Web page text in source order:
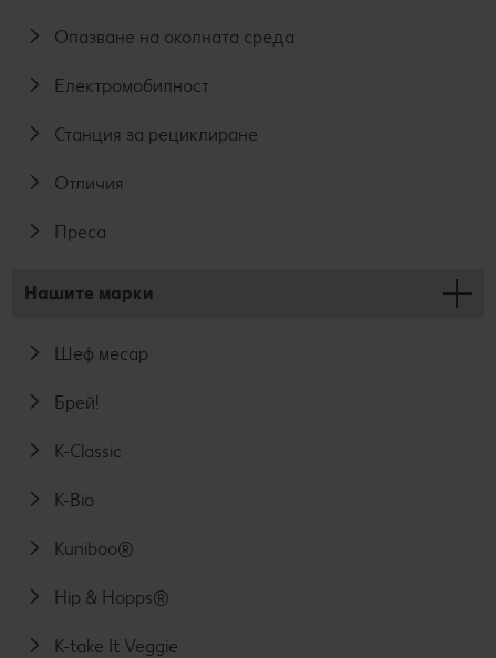
Опазване на околната среда
Електромобилност
Станция за рециклиране
Отличия
Преса
Нашите марки
Шеф месар
Брей!
K-Classic
K-Bio
Kuniboo®
Hip & Hopps®
K-take It Veggie